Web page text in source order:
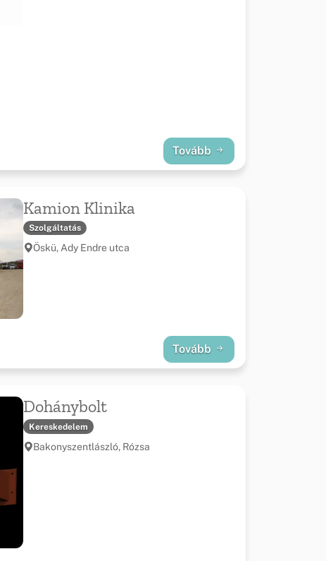
Tovább
Kamion Klinika
Szolgáltatás
Öskü, Ady Endre utca
Tovább
Dohánybolt
Kereskedelem
Bakonyszentlászló, Rózsa